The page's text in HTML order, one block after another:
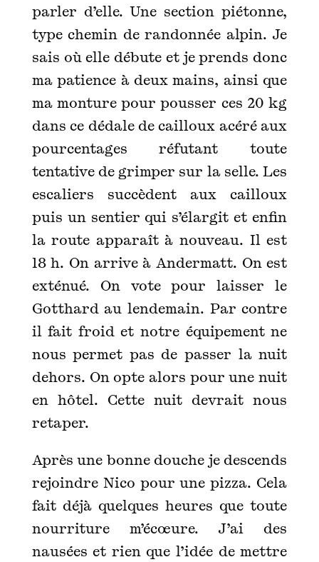
parler d’elle. Une section piétonne,
type chemin de randonnée alpin. Je
sais où elle débute et je prends donc
ma patience à deux mains, ainsi que
ma monture pour pousser ces 20 kg
dans ce dédale de cailloux acéré aux
pourcentages réfutant toute
tentative de grimper sur la selle. Les
escaliers succèdent aux cailloux
puis un sentier qui s’élargit et enfin
la route apparaît à nouveau. Il est
18 h. On arrive à Andermatt. On est
exténué. On vote pour laisser le
Gotthard au lendemain. Par contre
il fait froid et notre équipement ne
nous permet pas de passer la nuit
dehors. On opte alors pour une nuit
en hôtel. Cette nuit devrait nous
retaper.
Après une bonne douche je descends
rejoindre Nico pour une pizza. Cela
fait déjà quelques heures que toute
nourriture m’écœure. J’ai des
nausées et rien que l’idée de mettre